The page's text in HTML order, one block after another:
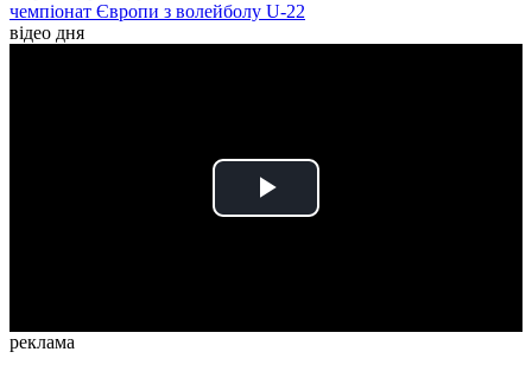
чемпіонат Європи з волейболу U-22
відео дня
Play
реклама